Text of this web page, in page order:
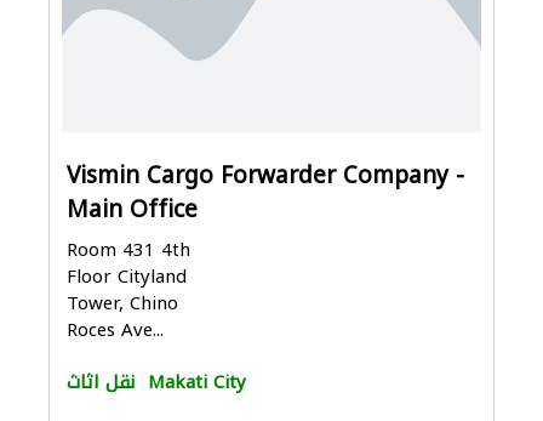
Vismin Cargo Forwarder Company -
Main Office
Room 431 4th
Floor Cityland
Tower, Chino
Roces Ave...
نقل اثاث Makati City